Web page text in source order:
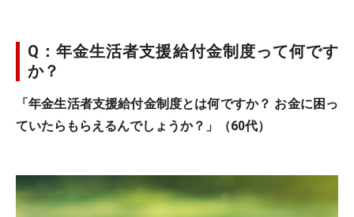
Q：年金生活者支援給付金制度って何です
か？
「年金生活者支援給付金制度とは何ですか？ お金に困っ
ていたらもらえるんでしょうか？」（60代）